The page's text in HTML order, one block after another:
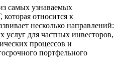
самых узнаваемых
относится к
несколько направлений:
услуг для частных инвесторов,
процессов и
портфельного